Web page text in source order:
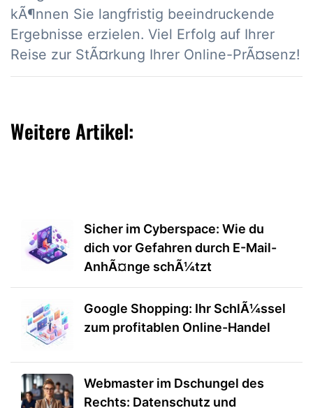
kÃ¶nnen Sie langfristig beeindruckende
Ergebnisse erzielen. Viel Erfolg auf Ihrer
Reise zur StÃ¤rkung Ihrer Online-PrÃ¤senz!
Weitere Artikel:
Sicher im Cyberspace: Wie du
dich vor Gefahren durch E-Mail-
AnhÃ¤nge schÃ¼tzt
Google Shopping: Ihr SchlÃ¼ssel
zum profitablen Online-Handel
Webmaster im Dschungel des
Rechts: Datenschutz und